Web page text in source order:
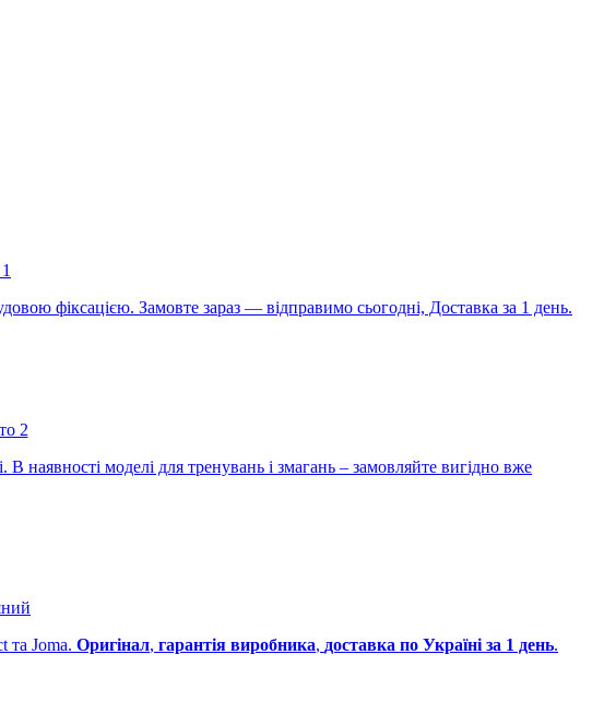
фіксацією. Замовте зараз — відправимо сьогодні, Доставка за 1 день.
наявності моделі для тренувань і змагань – замовляйте вигідно вже
та Joma. Оригінал, гарантія виробника, доставка по Україні за 1 день.